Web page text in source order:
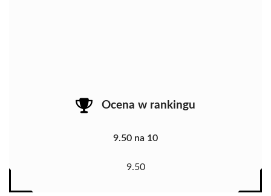
Ocena w rankingu
9.50 na 10
9.50